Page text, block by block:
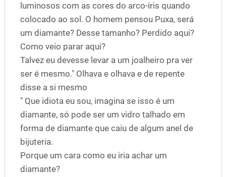
luminosos com as cores do arco-íris quando
colocado ao sol. O homem pensou Puxa, será
um diamante? Desse tamanho? Perdido aqui?
Como veio parar aqui?
Talvez eu devesse levar a um joalheiro pra ver
ser é mesmo." Olhava e olhava e de repente
disse a si mesmo
" Que idiota eu sou, imagina se isso é um
diamante, só pode ser um vidro talhado em
forma de diamante que caiu de algum anel de
bijuteria.
Porque um cara como eu iria achar um
diamante?